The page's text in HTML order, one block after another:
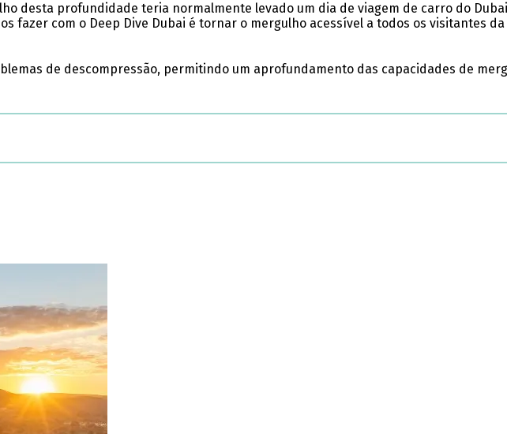
desta profundidade teria normalmente levado um dia de viagem de carro do
fazer com o Deep Dive Dubai é tornar o mergulho acessível a todos os visitantes
de descompressão, permitindo um aprofundamento das capacidades de